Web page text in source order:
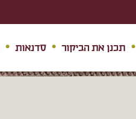
תכנן את הביקור סדנאות